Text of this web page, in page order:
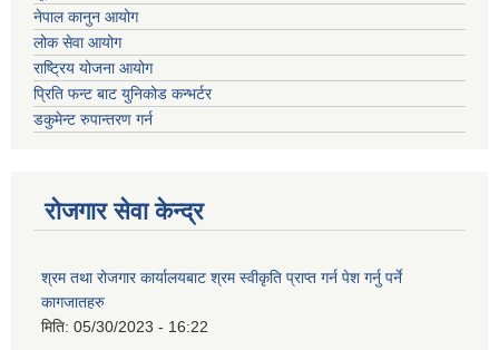
नेपाल कानुन आयोग
लोक सेवा आयोग
राष्ट्रिय योजना आयोग
प्रिति फन्ट बाट युनिकोड कन्भर्टर
डकुमेन्ट रुपान्तरण गर्न
रोजगार सेवा केन्द्र
श्रम तथा रोजगार कार्यालयबाट श्रम स्वीकृति प्राप्त गर्न पेश गर्नु पर्ने
कागजातहरु
मिति: 05/30/2023 - 16:22